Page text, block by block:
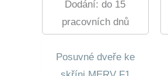
Dodání: do 15
pracovních dnů
Posuvné dveře ke